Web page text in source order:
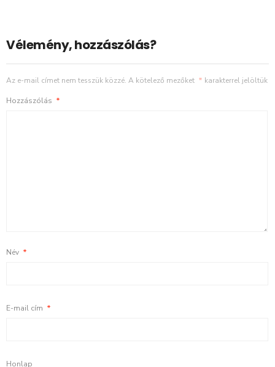
Vélemény, hozzászólás?
Az e-mail címet nem tesszük közzé. A kötelező mezőket * karakterrel jelöltük
Hozzászólás *
Név *
E-mail cím *
Honlap